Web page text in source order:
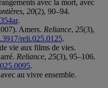
avec la mort, avec
, 20(2), 90–94.
.
Amers. Reliance, 25(3),
reli.025.0125.
vie aux films de vies.
Reliance, 25(3), 95–106.
.
au vivre ensemble.